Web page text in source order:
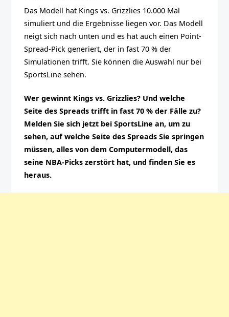
Das Modell hat Kings vs. Grizzlies 10.000 Mal
simuliert und die Ergebnisse liegen vor. Das Modell
neigt sich nach unten und es hat auch einen Point-
Spread-Pick generiert, der in fast 70 % der
Simulationen trifft. Sie können die Auswahl nur bei
SportsLine sehen.
Wer gewinnt Kings vs. Grizzlies? Und welche
Seite des Spreads trifft in fast 70 % der Fälle zu?
Melden Sie sich jetzt bei SportsLine an, um zu
sehen, auf welche Seite des Spreads Sie springen
müssen, alles von dem Computermodell, das
seine NBA-Picks zerstört hat, und finden Sie es
heraus.